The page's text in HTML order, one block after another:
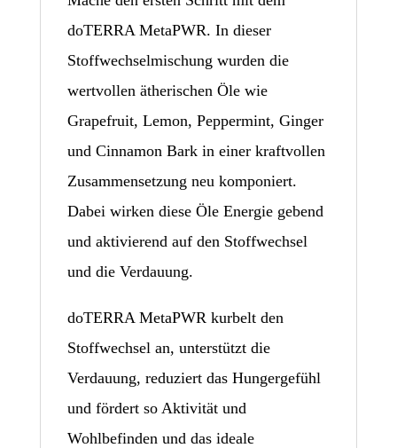
doTERRA MetaPWR. In dieser
Stoffwechselmischung wurden die
wertvollen ätherischen Öle wie
Grapefruit, Lemon, Peppermint, Ginger
und Cinnamon Bark in einer kraftvollen
Zusammensetzung neu komponiert.
Dabei wirken diese Öle Energie gebend
und aktivierend auf den Stoffwechsel
und die Verdauung.
doTERRA MetaPWR kurbelt den
Stoffwechsel an, unterstützt die
Verdauung, reduziert das Hungergefühl
und fördert so Aktivität und
Wohlbefinden und das ideale